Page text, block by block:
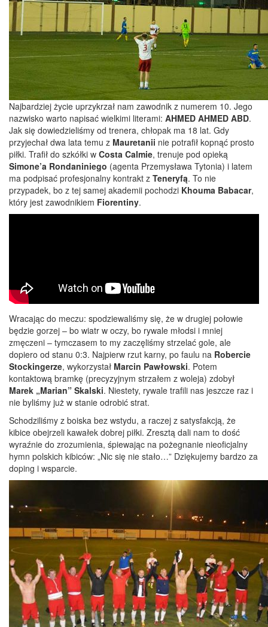
Najbardziej życie uprzykrzał nam zawodnik z numerem 10. Jego
nazwisko warto napisać wielkimi literami: AHMED AHMED ABD.
Jak się dowiedzieliśmy od trenera, chłopak ma 18 lat. Gdy
przyjechał dwa lata temu z Mauretanii nie potrafił kopnąć prosto
piłki. Trafił do szkółki w Costa Calmie, trenuje pod opieką
Simone’a Rondaniniego (agenta Przemysława Tytonia) i latem
ma podpisać profesjonalny kontrakt z Teneryfą. To nie
przypadek, bo z tej samej akademii pochodzi Khouma Babacar,
który jest zawodnikiem Fiorentiny.
Wracając do meczu: spodziewaliśmy się, że w drugiej połowie
będzie gorzej – bo wiatr w oczy, bo rywale młodsi i mniej
zmęczeni – tymczasem to my zaczęliśmy strzelać gole, ale
dopiero od stanu 0:3. Najpierw rzut karny, po faulu na Robercie
Stockingerze, wykorzystał Marcin Pawłowski. Potem
kontaktową bramkę (precyzyjnym strzałem z woleja) zdobył
Marek „Marian” Skalski. Niestety, rywale trafili nas jeszcze raz i
nie byliśmy już w stanie odrobić strat.
Schodziliśmy z boiska bez wstydu, a raczej z satysfakcją, że
kibice obejrzeli kawałek dobrej piłki. Zresztą dali nam to dość
wyraźnie do zrozumienia, śpiewając na pożegnanie nieoficjalny
hymn polskich kibiców: „Nic się nie stało…” Dziękujemy bardzo za
doping i wsparcie.